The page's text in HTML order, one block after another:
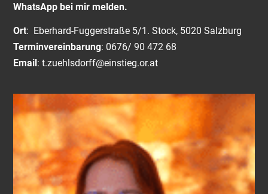
WhatsApp bei mir melden.
Ort: Eberhard-Fuggerstraße 5/1. Stock, 5020 Salzburg
Terminvereinbarung: 0676/ 90 472 68
Email : t.zuehlsdorff@einstieg.or.at